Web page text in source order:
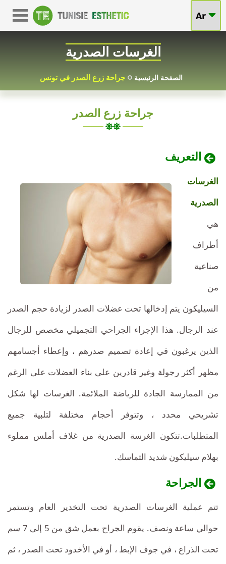
جراحة
زرع
الصدر
تونس
جراحة
زرع
تونس
السعر
Ar
الغرسات الصدرية
الصفحة الرئيسية جراحة زرع الصدر في تونس
جراحة زرع الصدر
التعريف
الغرسات
الصدرية
هي
أطراف
صناعية
من
السيليكون يتم إدخالها تحت عضلات الصدر لزيادة حجم الصدر
عند الرجال. هذا الإجراء الجراحي التجميلي مخصص للرجال
الذين يرغبون في إعادة تصميم صدرهم ، وإعطاء أجسامهم
مظهر أكثر رجولة وغير قادرين على بناء العضلات على الرغم
من الممارسة الجادة للرياضة الملائمة. الغرسات لها شكل
تشريحي محدد ، وتتوفر أحجام مختلفة لتلبية جميع
المتطلبات.تتكون الغرسة الصدرية من غلاف أملس مملوء
بهلام سيليكون شديد التماسك.
الجراحة
تتم عملية الغرسات الصدرية تحت التخدير العام وتستمر
حوالي ساعة ونصف. يقوم الجراح بعمل شق من 5 إلى 7 سم
تحت الذراع ، في جوف الإبط ، أو في الأخدود تحت الصدر ، ثم